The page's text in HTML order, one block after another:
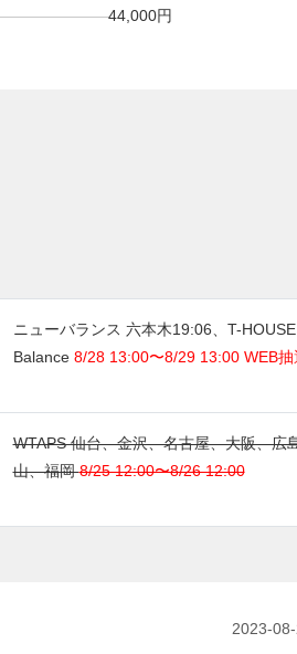
44,000円
ニューバランス 六本木19:06、T-
Balance 8/28 13:00〜8/29 13:00 WEB抽
WTAPS 仙台、金沢、名古屋、大阪、広
山、福岡8/25 12:00〜8/26 12:00
2023-